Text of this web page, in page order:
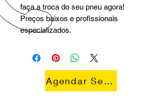
faça a troca do seu pneu agora!
Preços baixos e profissionais
especializados.
Agendar Serviço